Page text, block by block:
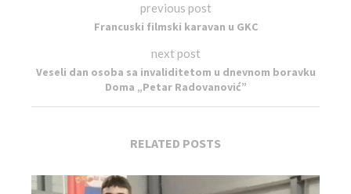
previous post
Francuski filmski karavan u GKC
next post
Veseli dan osoba sa invaliditetom u dnevnom boravku
Doma „Petar Radovanović”
RELATED POSTS